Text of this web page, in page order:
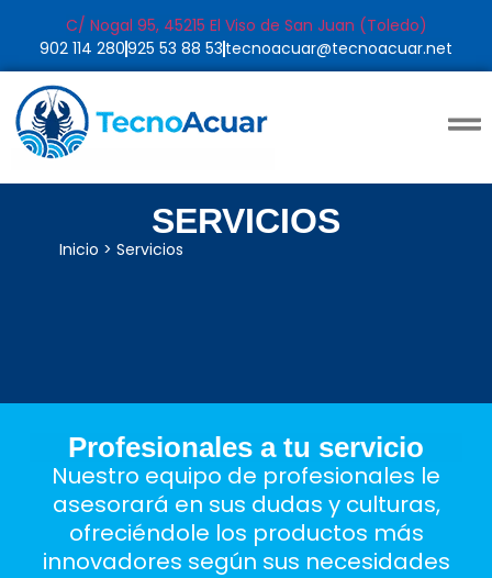
C/ Nogal 95, 45215 El Viso de San Juan (Toledo)
902 114 280925 53 88 53 tecnoacuar@tecnoacuar.net
SERVICIOS
Inicio > Servicios
Profesionales a tu servicio
Nuestro equipo de profesionales le
asesorará en sus dudas y culturas,
ofreciéndole los productos más
innovadores según sus necesidades